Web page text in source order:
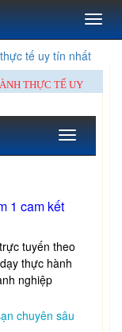
Toggle
tế uy tín nhất
THỰC TẾ UY
Toggle
1 cam kết
tuyến theo
thực hành
nghiệp
chuyên sâu